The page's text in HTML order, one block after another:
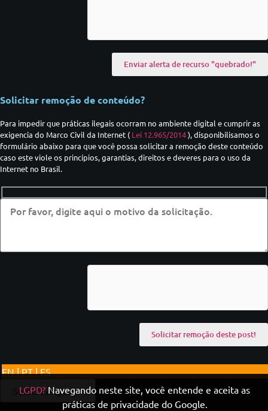
Solicitar remoção de conteúdo?
Para impedir que práticas ilegais ocorram no ambiente digital e cumprir as
exigencia do Marco Civil da Internet ( Lei 12.965/2014), disponibilisamos o
formulário abaixo para que você possa solicitar a remoção deste conteúdo
caso este viole os princípios, garantias, direitos e deveres para o uso da
Internet no Brasil.
EN | PT | ES
LGPD? Navegando neste site, você entende e aceita as
práticas de privacidade do Google.